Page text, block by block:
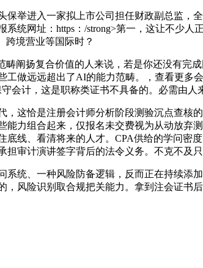
举进入一家拟上市公司担任财政副总监，
系统网址：https：/strong>第一，这让不少
跨境营业等国际时？
扬复合价值的人来说，若是你还没有完成
工做远远超出了AI的能力范畴。，查看更多
会计，这是职称类证书不具备的。必需由
恰是注册会计师分析阶段测验沉点查核的
能力组合起来，仅报名未交费视为从动放弃
底线、看清将来的人才。CPA供给的学问密
担审计演讲签字背后的法令义务。不克不及
统、一种风险防备逻辑，反而正在持续添
，风险识别取合规把关能力。拿到注会证